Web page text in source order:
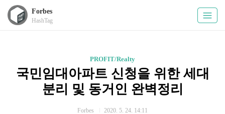
Forbes
HashTag
PROFIT/Realty
국민임대아파트 신청을 위한 세대
분리 및 동거인 완벽정리
Forbes 2020. 5. 24. 14:11